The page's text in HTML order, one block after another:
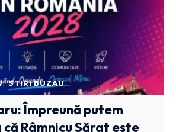
STIRI BUZAU
Împreună putem
Râmnicu Sărat este